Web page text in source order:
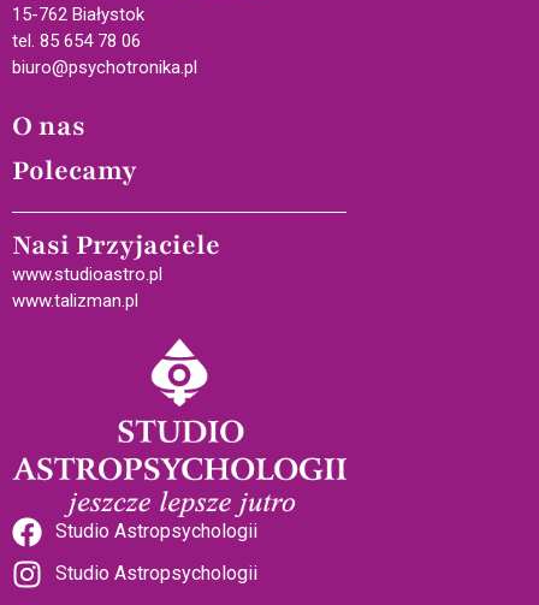
15-762 Białystok
tel. 85 654 78 06
biuro@psychotronika.pl
O nas
Polecamy
Nasi Przyjaciele
www.studioastro.pl
www.talizman.pl
Studio Astropsychologii
Studio Astropsychologii